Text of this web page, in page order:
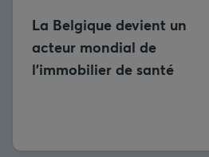
La Belgique devient un
acteur mondial de
l’immobilier de santé